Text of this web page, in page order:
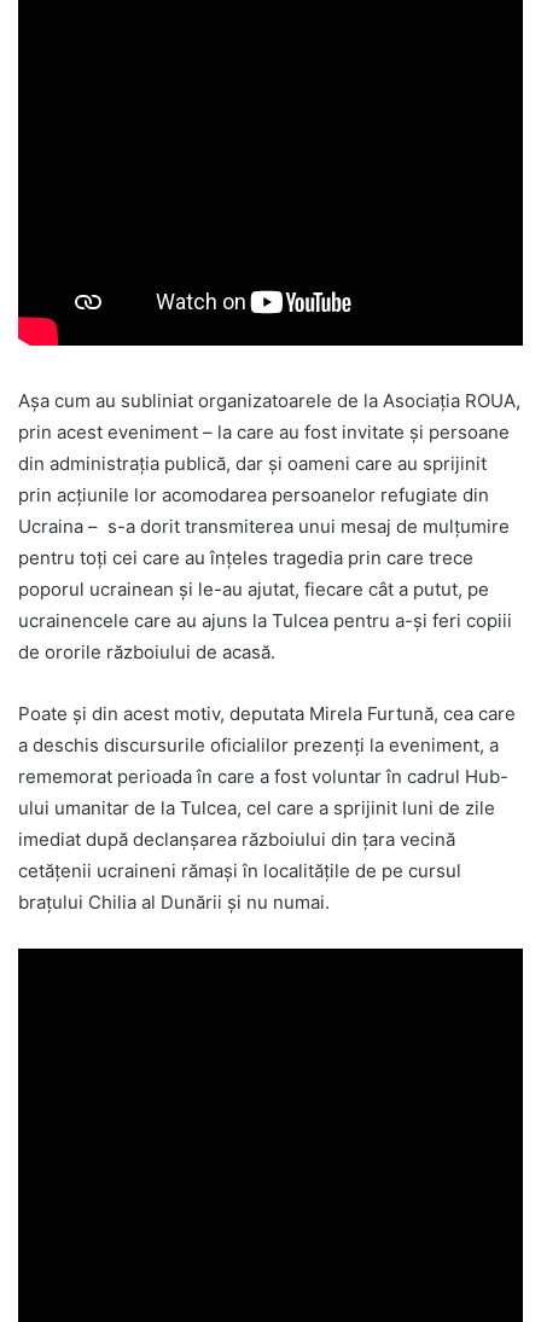
Așa cum au subliniat organizatoarele de la Asociația ROUA,
prin acest eveniment – la care au fost invitate și persoane
din administrația publică, dar și oameni care au sprijinit
prin acțiunile lor acomodarea persoanelor refugiate din
Ucraina – s-a dorit transmiterea unui mesaj de mulțumire
pentru toți cei care au înțeles tragedia prin care trece
poporul ucrainean și le-au ajutat, fiecare cât a putut, pe
ucrainencele care au ajuns la Tulcea pentru a-și feri copiii
de ororile războiului de acasă.
Poate și din acest motiv, deputata Mirela Furtună, cea care
a deschis discursurile oficialilor prezenți la eveniment, a
rememorat perioada în care a fost voluntar în cadrul Hub-
ului umanitar de la Tulcea, cel care a sprijinit luni de zile
imediat după declanșarea războiului din țara vecină
cetățenii ucraineni rămași în localitățile de pe cursul
brațului Chilia al Dunării și nu numai.